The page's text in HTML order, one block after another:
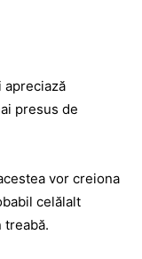
apreciază
presus de
vor creiona
celălalt
treabă.